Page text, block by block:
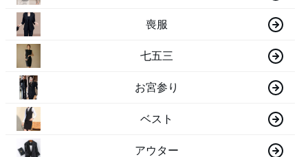
喪服
七五三
お宮参り
ベスト
アウター